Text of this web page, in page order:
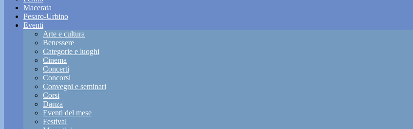
Macerata
Pesaro-Urbino
Eventi
Arte e cultura
Benessere
Categorie e luoghi
Cinema
Concerti
Concorsi
Convegni e seminari
Corsi
Danza
Eventi del mese
Festival